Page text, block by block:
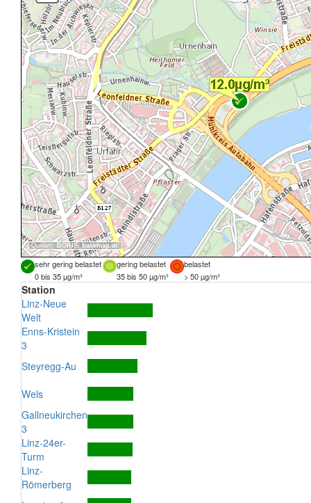
Quellen: DORIS,basemap.at
sehr gering belastet gering belastet
belastet
0 bis 35 µg/m³
35 bis 50 µg/m³ > 50 µg/m³
Station
Linz-Neue
Welt
Enns-Kristein
3
Steyregg-Au
Wels
Gallneukirchen
3
Linz-24er-
Turm
Linz-
Römerberg